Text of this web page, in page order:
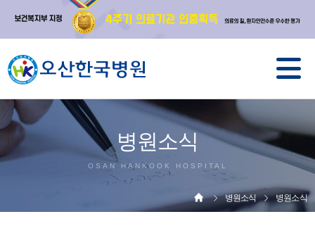
병원소식
OSAN HANKOOK HOSPITAL
병원소식 병원소식